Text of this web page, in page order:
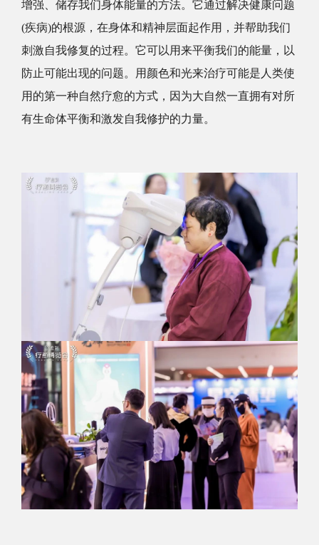
增强、 储存我们身体能量的方法。它通过解决健康问题
(疾病)的根源，在身体和精神层面起作用，并帮助我们
刺激自我修复的过程。它可以用来平衡我们的能量，以
防止可能出现的问题。用颜色和光来治疗可能是人类使
用的第一种自然疗愈的方式，因为大自然一直拥有对所
有生命体平衡和激发自我修护的力量。